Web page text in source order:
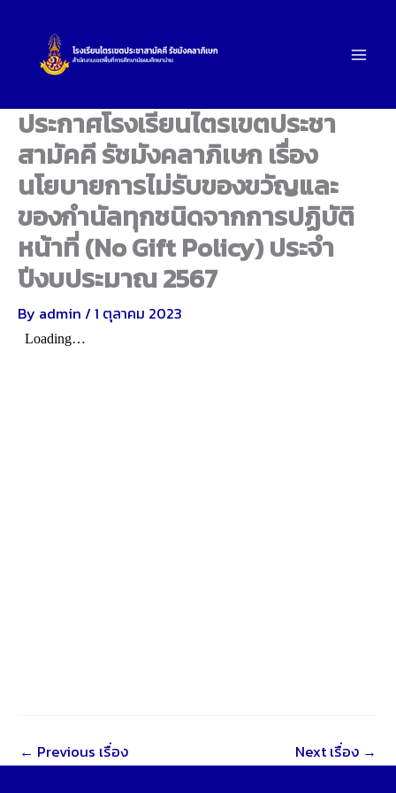
content
ประกาศโรงเรียนไตรเขตประชา
สามัคคี รัชมังคลาภิเษก เรื่อง
นโยบายการไม่รับของขวัญและ
ของกำนัลทุกชนิดจากการปฏิบัติ
หน้าที่ (No Gift Policy) ประจำ
ปีงบประมาณ 2567
By admin /1 ตุลาคม 2023
← Previous เรื่อง Next เรื่อง →